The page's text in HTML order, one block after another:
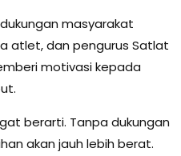
masyarakat
atlet, dan pengurus Satlat
motivasi kepada
berarti. Tanpa dukungan
akan jauh lebih berat.